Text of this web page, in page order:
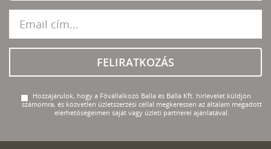
FELIRATKOZÁS
Hozzájárulok, hogy a Fővállalkozó Balla és Balla Kft. hírlevelet küldjön
számomra, és közvetlen üzletszerzési céllal megkeressen az általam megadott
elérhetőségeimen saját vagy üzleti partnerei ajánlatával.